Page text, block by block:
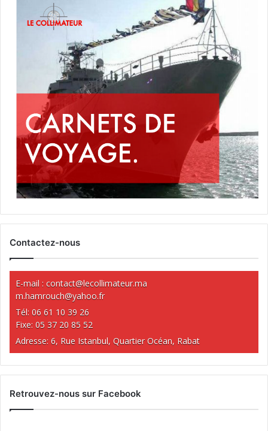
Contactez-nous
E-mail : contact@lecollimateur.ma
m.hamrouch@yahoo.fr
Tél: 06 61 10 39 26
Fixe: 05 37 20 85 52
Adresse: 6, Rue Istanbul, Quartier Océan, Rabat
Retrouvez-nous sur Facebook